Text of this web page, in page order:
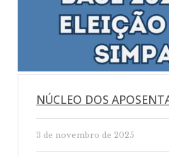
NÚCLEO DOS
3 de novembro de 2025